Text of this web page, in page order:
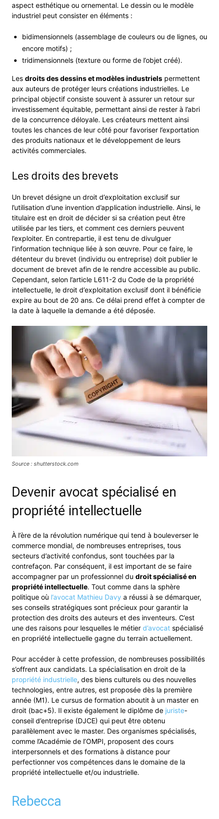
aspect esthétique ou ornemental. Le dessin ou le modèle
industriel peut consister en éléments :
bidimensionnels (assemblage de couleurs ou de lignes, ou
encore motifs) ;
tridimensionnels (texture ou forme de l’objet créé).
Les droits des dessins et modèles industriels permettent
aux auteurs de protéger leurs créations industrielles. Le
principal objectif consiste souvent à assurer un retour sur
investissement équitable, permettant ainsi de rester à l’abri
de la concurrence déloyale. Les créateurs mettent ainsi
toutes les chances de leur côté pour favoriser l’exportation
des produits nationaux et le développement de leurs
activités commerciales.
Les droits des brevets
Un brevet désigne un droit d’exploitation exclusif sur
l’utilisation d’une invention d’application industrielle. Ainsi, le
titulaire est en droit de décider si sa création peut être
utilisée par les tiers, et comment ces derniers peuvent
l’exploiter. En contrepartie, il est tenu de divulguer
l’information technique liée à son œuvre. Pour ce faire, le
détenteur du brevet (individu ou entreprise) doit publier le
document de brevet afin de le rendre accessible au public.
Cependant, selon l’article L611-2 du Code de la propriété
intellectuelle, le droit d’exploitation exclusif dont il bénéficie
expire au bout de 20 ans. Ce délai prend effet à compter de
la date à laquelle la demande a été déposée.
Source : shutterstock.com
Devenir avocat spécialisé en
propriété intellectuelle
À l’ère de la révolution numérique qui tend à bouleverser le
commerce mondial, de nombreuses entreprises, tous
secteurs d’activité confondus, sont touchées par la
contrefaçon. Par conséquent, il est important de se faire
accompagner par un professionnel du droit spécialisé en
propriété intellectuelle. Tout comme dans la sphère
politique où l’avocat Mathieu Davy a réussi à se démarquer,
ses conseils stratégiques sont précieux pour garantir la
protection des droits des auteurs et des inventeurs. C’est
une des raisons pour lesquelles le métier d’avocat spécialisé
en propriété intellectuelle gagne du terrain actuellement.
Pour accéder à cette profession, de nombreuses possibilités
s’offrent aux candidats. La spécialisation en droit de la
propriété industrielle, des biens culturels ou des nouvelles
technologies, entre autres, est proposée dès la première
année (M1). Le cursus de formation aboutit à un master en
droit (bac+5). Il existe également le diplôme de juriste-
conseil d’entreprise (DJCE) qui peut être obtenu
parallèlement avec le master. Des organismes spécialisés,
comme l’Académie de l’OMPI, proposent des cours
interpersonnels et des formations à distance pour
perfectionner vos compétences dans le domaine de la
propriété intellectuelle et/ou industrielle.
Rebecca